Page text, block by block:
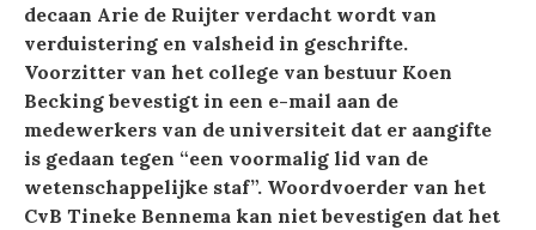
decaan Arie de Ruijter verdacht wordt van
verduistering en valsheid in geschrifte.
Voorzitter van het college van bestuur Koen
Becking bevestigt in een e-mail aan de
medewerkers van de universiteit dat er aangifte
is gedaan tegen “een voormalig lid van de
wetenschappelijke staf”. Woordvoerder van het
CvB Tineke Bennema kan niet bevestigen dat het